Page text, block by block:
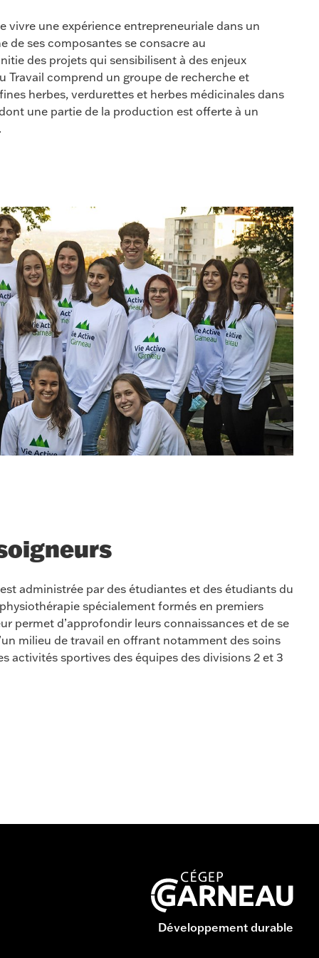
vivre une expérience entrepreneuriale dans un
de ses composantes se consacre au
des projets qui sensibilisent à des enjeux
Travail comprend un groupe de recherche et
herbes, verdurettes et herbes médicinales dans
une partie de la production est offerte à un
administrée par des étudiantes et des étudiants du
spécialement formés en premiers
permet d’approfondir leurs connaissances et de se
milieu de travail en offrant notamment des soins
activités sportives des équipes des divisions 2 et 3
Développement durable